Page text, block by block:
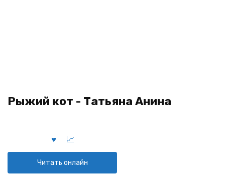
Рыжий кот - Татьяна Анина
Читать онлайн